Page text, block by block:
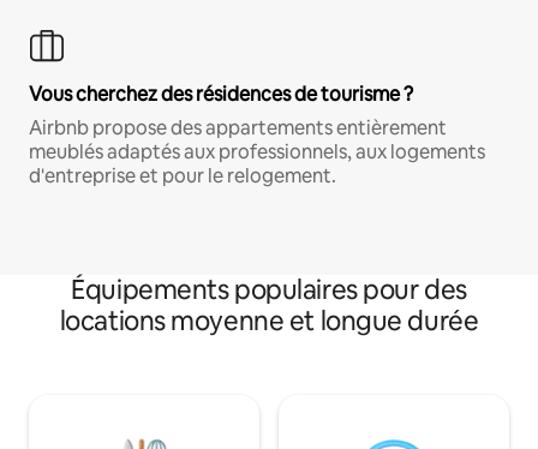
Vous cherchez des résidences de tourisme ?
Airbnb propose des appartements entièrement
meublés adaptés aux professionnels, aux logements
d'entreprise et pour le relogement.
Équipements populaires pour des
locations moyenne et longue durée